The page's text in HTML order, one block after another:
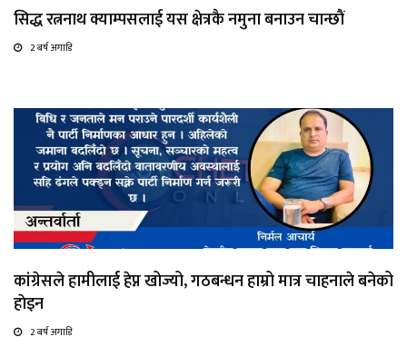
सिद्ध रत्ननाथ क्याम्पसलाई यस क्षेत्रकै नमुना बनाउन चान्छाैं
2 बर्ष अगाडि
कांग्रेसले हामीलाई हेप्न खोज्यो, गठबन्धन हाम्रो मात्र चाहनाले बनेको
हाेइन
2 बर्ष अगाडि